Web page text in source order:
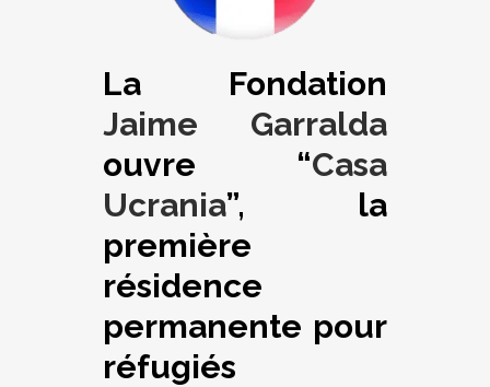
La Fondation
Jaime Garralda
ouvre “Casa
Ucrania”, la
première
résidence
permanente pour
réfugiés